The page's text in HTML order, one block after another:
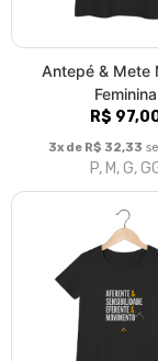
Antepé & Mete
Feminina
R$
3x de R$ 32,33
P, M, G,